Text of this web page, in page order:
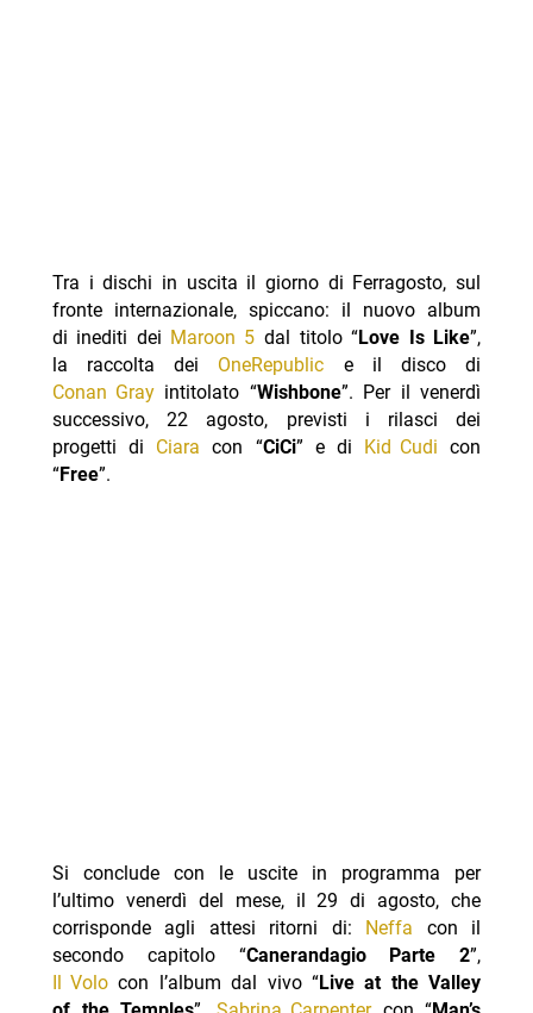
Tra i dischi in uscita il giorno di Ferragosto, sul
fronte internazionale, spiccano: il nuovo album
di inediti dei Maroon 5 dal titolo “Love Is Like”,
la raccolta dei OneRepublic e il disco di
Conan Grayintitolato “Wishbone”. Per il venerdì
successivo, 22 agosto, previsti i rilasci dei
progetti di Ciara con “CiCi” e di Kid Cudi con
“Free”.
Si conclude con le uscite in programma per
l’ultimo venerdì del mese, il 29 di agosto, che
corrisponde agli attesi ritorni di: Neffa con il
secondo capitolo “Canerandagio Parte 2”,
Volocon l’album dal vivo “Live at the Valley